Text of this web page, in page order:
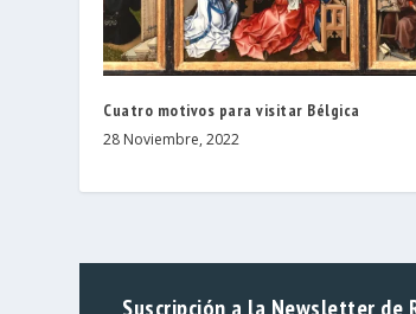
Cuatro motivos para visitar Bélgica
28 Noviembre, 2022
Suscripción a la Newsletter de